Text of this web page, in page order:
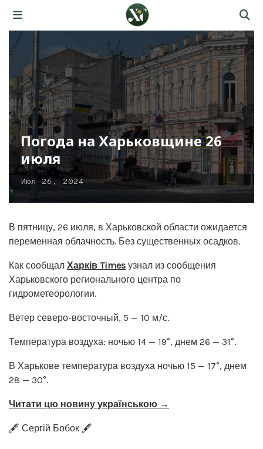
Погода на Харьковщине 26
июля
Июл 26, 2024
В пятницу, 26 июля, в Харьковской области ожидается
переменная облачность. Без существенных осадков.
Как сообщал Харків Times узнал из сообщения
Харьковского регионального центра по
гидрометеорологии.
Ветер северо-восточный, 5 — 10 м/с.
Температура воздуха: ночью 14 — 19°, днем 26 — 31°.
В Харькове температура воздуха ночью 15 — 17°, днем
28 — 30°.
Читати цю новину українською →
🖋️ Сергій Бобок 🖋️